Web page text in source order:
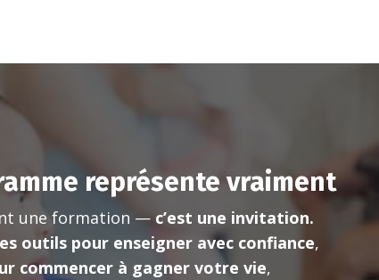
représente vraiment
une formation — c’est une invitation.
outils pour enseigner avec confiance,
commencer à gagner votre vie,